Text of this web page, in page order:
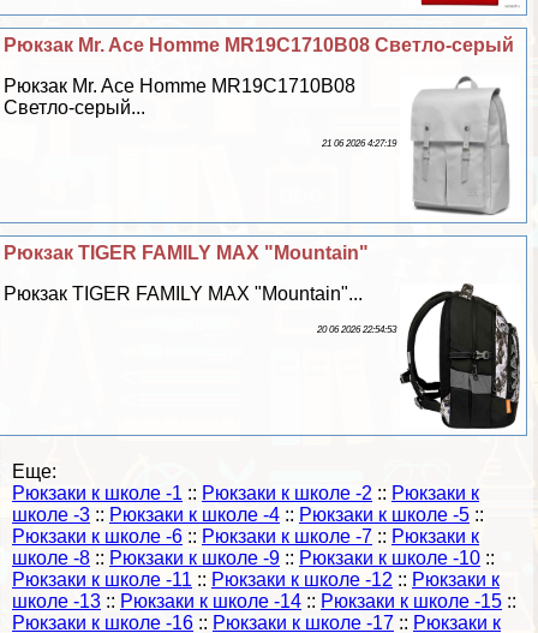
Рюкзак Mr. Ace Homme MR19C1710B08 Светло-серый
Рюкзак Mr. Ace Homme MR19C1710B08
Светло-серый...
21 06 2026 4:27:19
Рюкзак TIGER FAMILY MAX "Mountain"
Рюкзак TIGER FAMILY MAX "Mountain"...
20 06 2026 22:54:53
Еще:
Рюкзаки к школе -1 :: Рюкзаки к школе -2 :: Рюкзаки к
школе -3 :: Рюкзаки к школе -4 :: Рюкзаки к школе -5 ::
Рюкзаки к школе -6 :: Рюкзаки к школе -7 :: Рюкзаки к
школе -8 :: Рюкзаки к школе -9 :: Рюкзаки к школе -10 ::
Рюкзаки к школе -11 :: Рюкзаки к школе -12 :: Рюкзаки к
школе -13 :: Рюкзаки к школе -14 :: Рюкзаки к школе -15 ::
Рюкзаки к школе -16 :: Рюкзаки к школе -17 :: Рюкзаки к